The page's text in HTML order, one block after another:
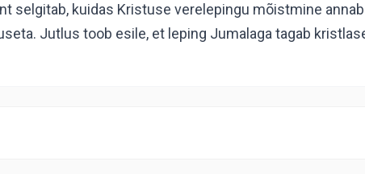
selgitab, kuidas Kristuse verelepingu mõistmine
Jutlus toob esile, et leping Jumalaga tagab